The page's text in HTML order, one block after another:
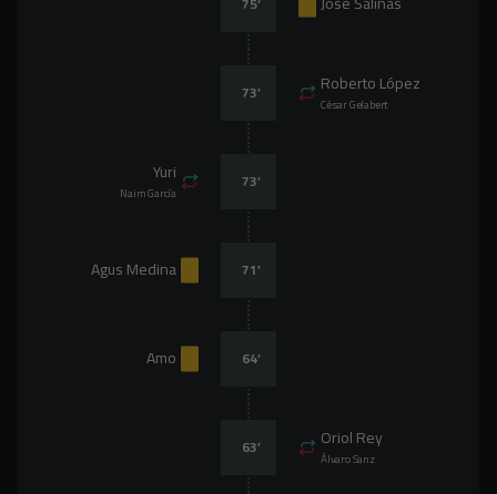
Roberto López
César Gelabert
73’
Yuri
Naim García 73’
Agus Medina 71’
Amo 64’
Oriol Rey
Álvaro Sanz
63’